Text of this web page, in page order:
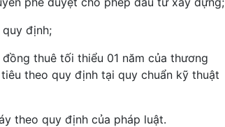
định;
thuê tối thiểu 01 năm của thương
theo quy định tại quy chuẩn kỹ thuật
theo quy định của pháp luật.